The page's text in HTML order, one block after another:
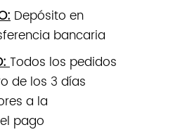
Depósito en
bancaria
Todos los pedidos
de los 3 días
a la
pago